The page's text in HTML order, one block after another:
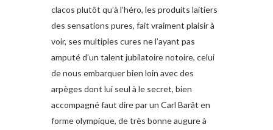
clacos plutôt qu’à l’héro, les produits laitiers
des sensations pures, fait vraiment plaisir à
voir, ses multiples cures ne l’ayant pas
amputé d’un talent jubilatoire notoire, celui
de nous embarquer bien loin avec des
arpèges dont lui seul à le secret, bien
accompagné faut dire par un Carl Barât en
forme olympique, de très bonne augure à